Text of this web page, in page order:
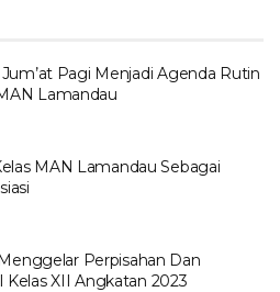
Jum’at Pagi Menjadi Agenda Rutin
Lamandau
MAN Lamandau Sebagai
Perpisahan Dan
Kelas XII Angkatan 2023